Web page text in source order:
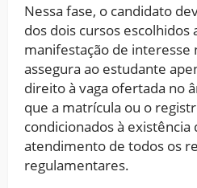
Nessa fase, o candidato
dos dois cursos
manifestação de interesse
assegura ao estudante
direito à vaga ofertada no
que a matrícula ou o
condicionados à existência
atendimento de todos os
regulamentares.